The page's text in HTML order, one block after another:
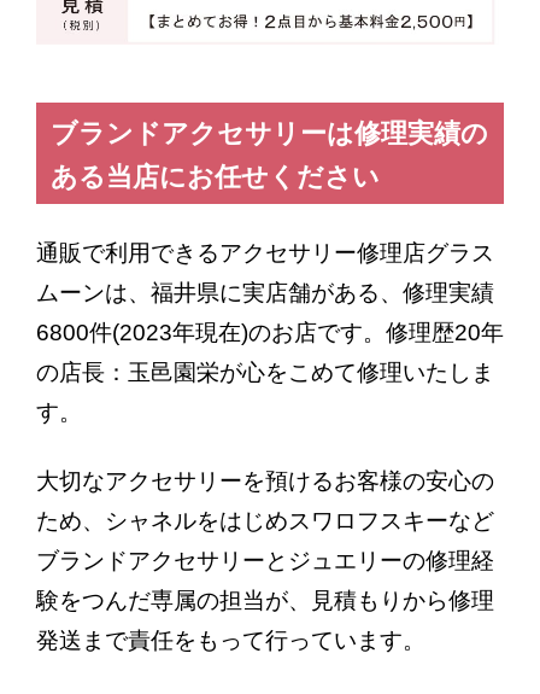
ブランドアクセサリーは修理実績の
ある当店にお任せください
通販で利用できるアクセサリー修理店グラス
ムーンは、福井県に実店舗がある、修理実績
6800件(2023年現在)のお店です。修理歴20年
の店長：玉邑園栄が心をこめて修理いたしま
す。
大切なアクセサリーを預けるお客様の安心の
ため、シャネルをはじめスワロフスキーなど
ブランドアクセサリーとジュエリーの修理経
験をつんだ専属の担当が、見積もりから修理
発送まで責任をもって行っています。